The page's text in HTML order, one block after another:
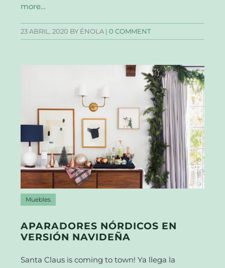
more…
23 ABRIL, 2020 BY ÉNOLA |0 COMMENT
Muebles
APARADORES NÓRDICOS EN
VERSIÓN NAVIDEÑA
Santa Claus is coming to town! Ya llega la